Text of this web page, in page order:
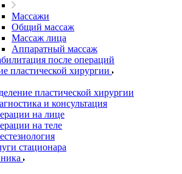
Массажи
Общий массаж
Массаж лица
Аппаратный массаж
после операций
пластической хирургии
пластической хирургии
и консультация
на лице
на теле
стационара